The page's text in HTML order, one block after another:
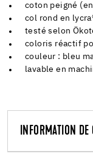
coton peigné
col rond en
testé selon
coloris réactif
couleur : bleu
lavable en
INFORMATION